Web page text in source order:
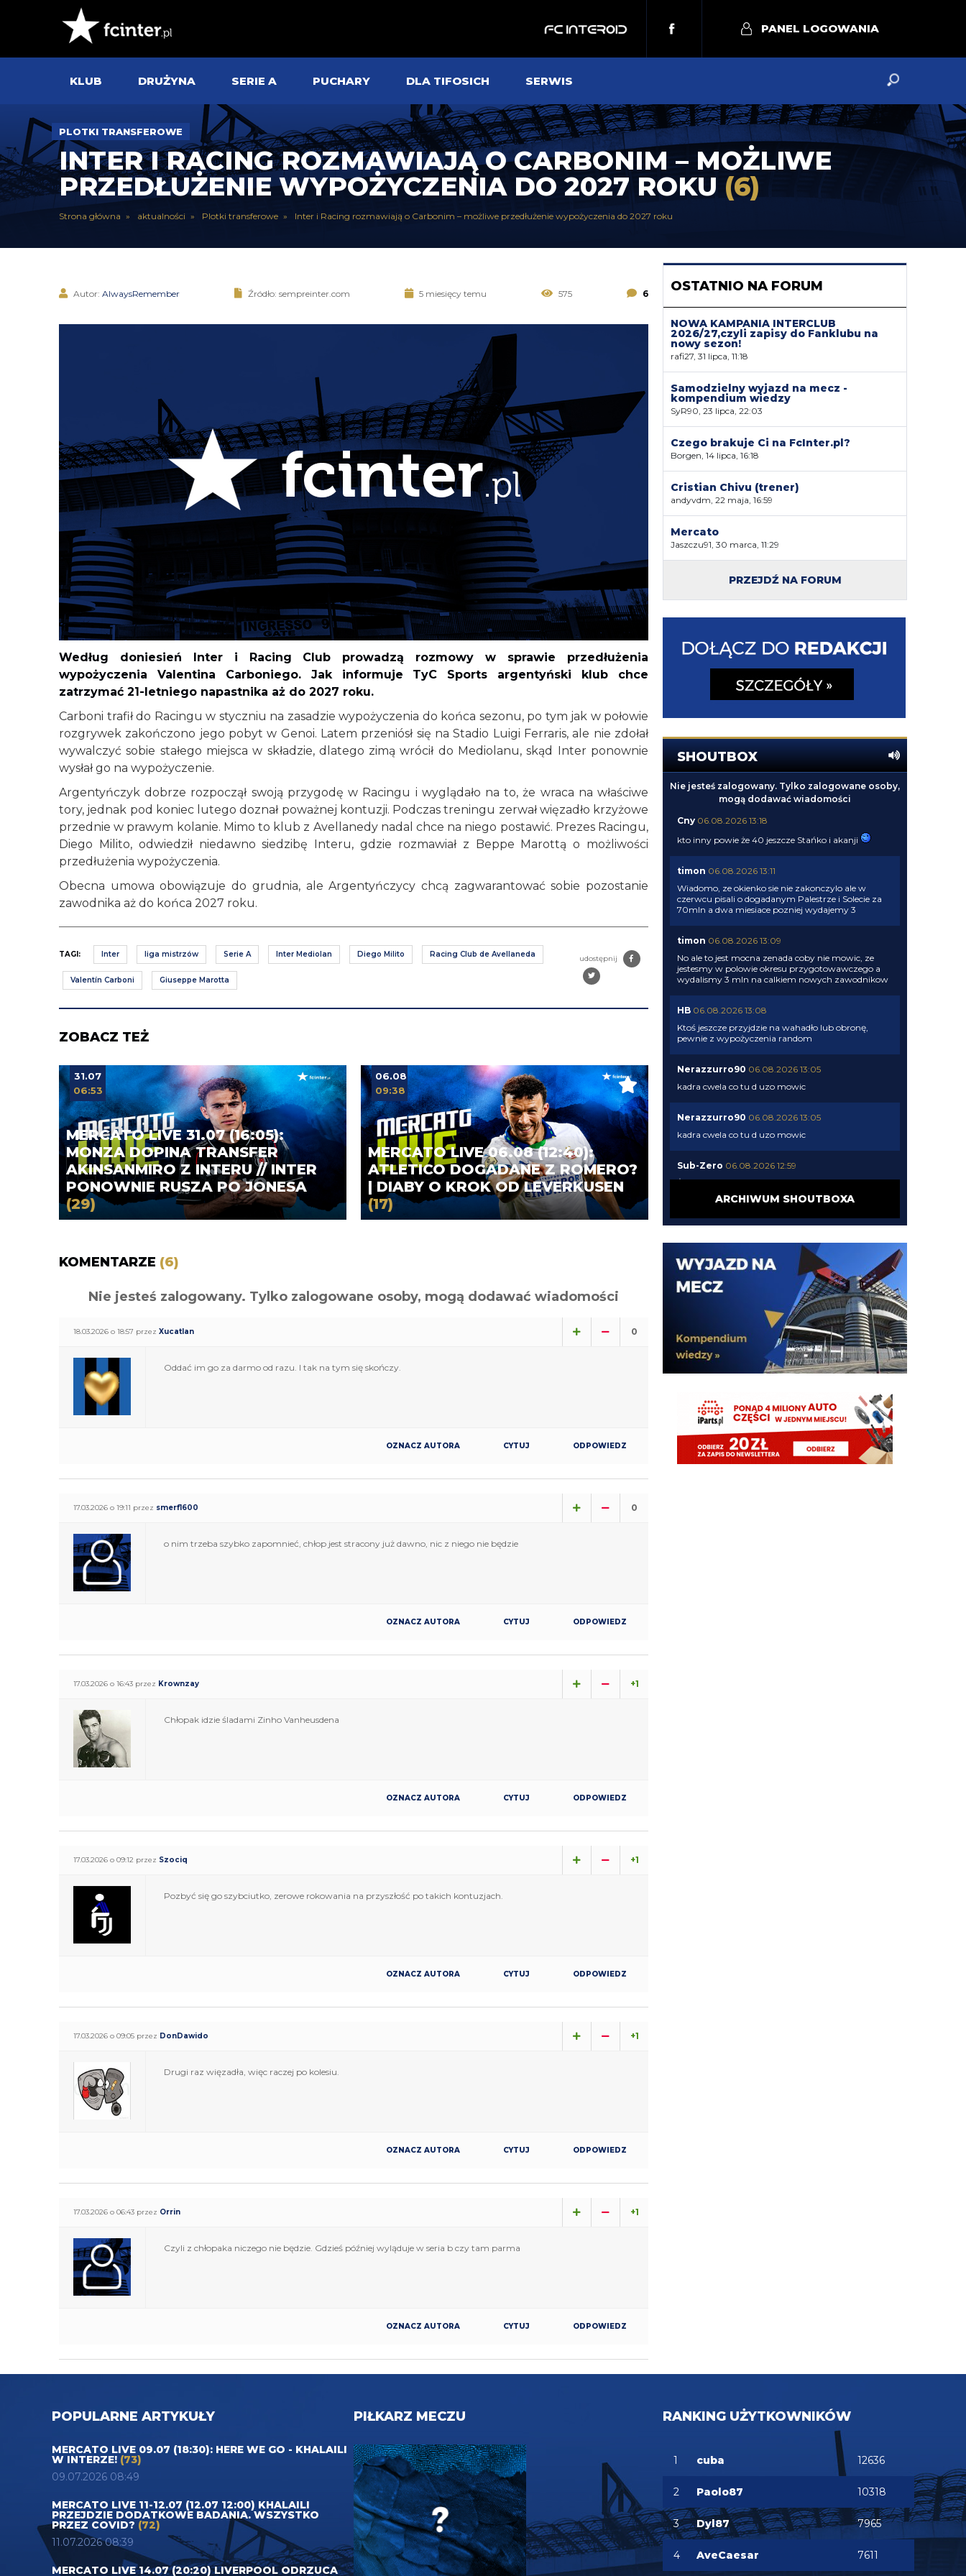
PANEL LOGOWANIA
KLUB DRUŻYNA SERIE A PUCHARY DLA TIFOSICH SERWIS
PLOTKI TRANSFEROWE
INTER I RACING ROZMAWIAJĄ O CARBONIM – MOŻLIWE
PRZEDŁUŻENIE WYPOŻYCZENIA DO 2027 ROKU (6)
Strona główna aktualności Plotki transferowe Inter i Racing rozmawiają o Carbonim – możliwe przedłużenie wypożyczenia do 2027 roku
Autor: AlwaysRemember Źródło: sempreinter.com 5 miesięcy temu 575 6
Według doniesień Inter i Racing Club prowadzą rozmowy w sprawie przedłużenia
wypożyczenia Valentina Carboniego. Jak informuje TyC Sports argentyński klub chce
zatrzymać 21-letniego napastnika aż do 2027 roku.
Carboni trafił do Racingu w styczniu na zasadzie wypożyczenia do końca sezonu, po tym jak w połowie
rozgrywek zakończono jego pobyt w Genoi. Latem przeniósł się na Stadio Luigi Ferraris, ale nie zdołał
wywalczyć sobie stałego miejsca w składzie, dlatego zimą wrócił do Mediolanu, skąd Inter ponownie
wysłał go na wypożyczenie.
Argentyńczyk dobrze rozpoczął swoją przygodę w Racingu i wyglądało na to, że wraca na właściwe
tory, jednak pod koniec lutego doznał poważnej kontuzji. Podczas treningu zerwał więzadło krzyżowe
przednie w prawym kolanie. Mimo to klub z Avellanedy nadal chce na niego postawić. Prezes Racingu,
Diego Milito, odwiedził niedawno siedzibę Interu, gdzie rozmawiał z Beppe Marottą o możliwości
przedłużenia wypożyczenia.
Obecna umowa obowiązuje do grudnia, ale Argentyńczycy chcą zagwarantować sobie pozostanie
zawodnika aż do końca 2027 roku.
TAGI: Inter liga mistrzów Serie A Inter Mediolan Diego Milito Racing Club de Avellaneda
Valentín Carboni Giuseppe Marotta
udostępnij
ZOBACZ TEŻ
MERCATO LIVE 31.07 (16:05):
MONZA DOPINA TRANSFER
AKINSANMIRO Z INTERU // INTER
PONOWNIE RUSZA PO JONESA
(29)
31.07
06:53
MERCATO LIVE 06.08 (12:40):
ATLETICO DOGADANE Z ROMERO?
| DIABY O KROK OD LEVERKUSEN
(17)
06.08
09:38
KOMENTARZE (6)
Nie jesteś zalogowany. Tylko zalogowane osoby, mogą dodawać wiadomości
18.03.2026 o 18:57 przez Xucatlan 0
Oddać im go za darmo od razu. I tak na tym się skończy.
OZNACZ AUTORA CYTUJ ODPOWIEDZ
17.03.2026 o 19:11 przez smerf1600 0
o nim trzeba szybko zapomnieć, chłop jest stracony już dawno, nic z niego nie będzie
OZNACZ AUTORA CYTUJ ODPOWIEDZ
17.03.2026 o 16:43 przez Krownzay +1
Chłopak idzie śladami Zinho Vanheusdena
OZNACZ AUTORA CYTUJ ODPOWIEDZ
17.03.2026 o 09:12 przez Szociq +1
Pozbyć się go szybciutko, zerowe rokowania na przyszłość po takich kontuzjach.
OZNACZ AUTORA CYTUJ ODPOWIEDZ
17.03.2026 o 09:05 przez DonDawido +1
Drugi raz więzadła, więc raczej po kolesiu.
OZNACZ AUTORA CYTUJ ODPOWIEDZ
17.03.2026 o 06:43 przez Orrin +1
Czyli z chłopaka niczego nie będzie. Gdzieś później wyląduje w seria b czy tam parma
OZNACZ AUTORA CYTUJ ODPOWIEDZ
OSTATNIO NA FORUM
NOWA KAMPANIA INTERCLUB
2026/27,czyli zapisy do Fanklubu na
nowy sezon!
rafi27, 31 lipca, 11:18
Samodzielny wyjazd na mecz -
kompendium wiedzy
SyR90, 23 lipca, 22:03
Czego brakuje Ci na FcInter.pl?
Borgen, 14 lipca, 16:18
Cristian Chivu (trener)
andyvdm, 22 maja, 16:59
Mercato
Jaszczu91, 30 marca, 11:29
PRZEJDŹ NA FORUM
SHOUTBOX
Nie jesteś zalogowany. Tylko zalogowane osoby,
mogą dodawać wiadomości
Cny 06.08.2026 13:18
kto inny powie że 40 jeszcze Stańko i akanji
timon 06.08.2026 13:11
Wiadomo, ze okienko sie nie zakonczylo ale w
czerwcu pisali o dogadanym Palestrze i Solecie za
70mln a dwa miesiace pozniej wydajemy 3
timon 06.08.2026 13:09
No ale to jest mocna zenada coby nie mowic, ze
jestesmy w polowie okresu przygotowawczego a
wydalismy 3 mln na calkiem nowych zawodnikow
HB 06.08.2026 13:08
Ktoś jeszcze przyjdzie na wahadło lub obronę,
pewnie z wypożyczenia random
Nerazzurro90 06.08.2026 13:05
kadra cwela co tu d uzo mowic
Nerazzurro90 06.08.2026 13:05
kadra cwela co tu d uzo mowic
Sub-Zero 06.08.2026 12:59
Żenada to okienko. Roma pierwszy raz od 6 czy 7
lat wraca do LM i już ma większy budżet xD to jest
kabaret jakiś. Dali 32 za Castro, 25 za Malena, 18 za
kupią LS za 30-40 mln. Oni mogą mieć 130 mln do
martins2000 06.08.2026 12:33
Nikt już nie przyjdzie
06.08.2026 12:32
szykujcie sie na tego cwela Nico gonzaleza
martins2000
06.08.2026 12:31
Nerazzurro90 06.08.2026 12:06
Kiełbyń ale moze troszeczke grzeczniej
ARCHIWUM SHOUTBOXA
POPULARNE ARTYKUŁY
MERCATO LIVE 09.07 (18:30): HERE WE GO - KHALAILI
W INTERZE! (73)
09.07.2026 08:49
MERCATO LIVE 11-12.07 (12.07 12:00) KHALAILI
PRZEJDZIE DODATKOWE BADANIA. WSZYSTKO
PRZEZ COVID? (72)
11.07.2026 08:39
MERCATO LIVE 14.07 (20:20) LIVERPOOL ODRZUCA
PIŁKARZ MECZU RANKING UŻYTKOWNIKÓW
1 cuba 12636
2 Paolo87 10318
3 Dyl87 7965
4 AveCaesar 7611